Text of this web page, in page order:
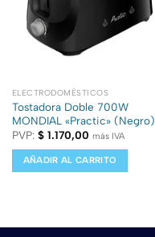
ELECTRODOMÉSTICOS
Tostadora Doble 700W
MONDIAL «Practic» (Negro)
PVP: $1.170,00 más IVA
AÑADIR AL CARRITO